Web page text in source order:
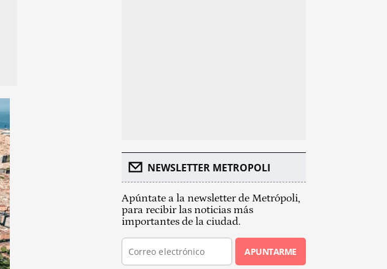
NEWSLETTER METROPOLI
Apúntate a la newsletter de Metrópoli,
para recibir las noticias más
importantes de la ciudad.
APUNTARME